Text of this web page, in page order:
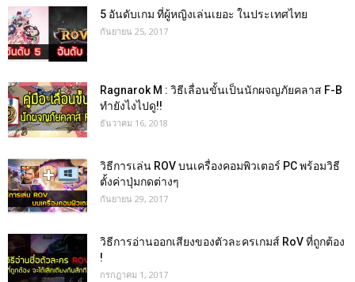
5 อันดับเกม ที่ผู้หญิงเล่นเยอะ ในประเทศไทย
กันยายน 25, 2017
Ragnarok M : วิธีเลื่อนขั้นเป็นนักผจญภัยคลาส F-B
ทำยังไงไปดู!!
ธันวาคม 16, 2018
วิธีการเล่น ROV บนเครื่องคอมพิวเตอร์ PC พร้อมวิธี
ตั้งค่าปุ่มกดต่างๆ
กันยายน 29, 2017
วิธีการอ่านออกเสียงของตัวละครเกมส์ RoV ที่ถูกต้อง
!
กรกฎาคม 1, 2017